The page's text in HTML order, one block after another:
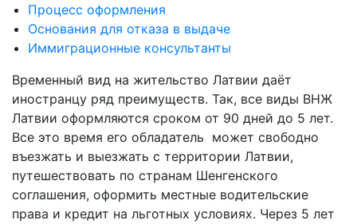
Процесс оформления
Основания для отказа в выдаче
Иммиграционные консультанты
Временный вид на жительство Латвии даёт
иностранцу ряд преимуществ. Так, все виды ВНЖ
Латвии оформляются сроком от 90 дней до 5 лет.
Все это время его обладатель может свободно
въезжать и выезжать с территории Латвии,
путешествовать по странам Шенгенского
соглашения, оформить местные водительские
права и кредит на льготных условиях. Через 5 лет